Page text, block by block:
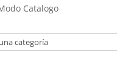
Catalogo